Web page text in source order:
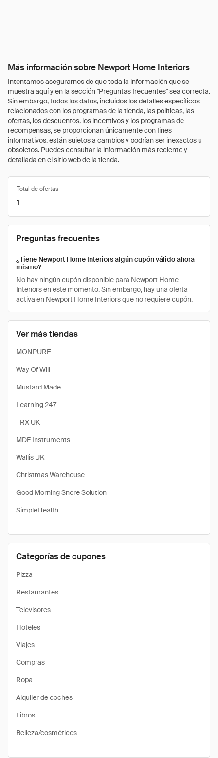
Más información sobre Newport Home Interiors
Intentamos asegurarnos de que toda la información que se
muestra aquí y en la sección "Preguntas frecuentes" sea correcta.
Sin embargo, todos los datos, incluidos los detalles específicos
relacionados con los programas de la tienda, las políticas, las
ofertas, los descuentos, los incentivos y los programas de
recompensas, se proporcionan únicamente con fines
informativos, están sujetos a cambios y podrían ser inexactos u
obsoletos. Puedes consultar la información más reciente y
detallada en el sitio web de la tienda.
Ver más tiendas
MONPURE
Way Of Will
Mustard Made
Learning 247
TRX UK
MDF Instruments
Wallis UK
Christmas Warehouse
Good Morning Snore Solution
SimpleHealth
Categorías de cupones
Pizza
Restaurantes
Televisores
Hoteles
Viajes
Compras
Ropa
Alquiler de coches
Libros
Belleza/cosméticos
Total de ofertas
1
Preguntas frecuentes
¿Tiene Newport Home Interiors algún cupón válido ahora
mismo?
No hay ningún cupón disponible para Newport Home
Interiors en este momento. Sin embargo, hay una oferta
activa en Newport Home Interiors que no requiere cupón.